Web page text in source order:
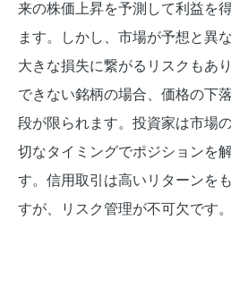
来の株価上昇を予測して利益を
ます。しかし、市場が予想と異
大きな損失に繋がるリスクもあ
できない銘柄の場合、価格の下
段が限られます。投資家は市場
切なタイミングでポジションを
す。信用取引は高いリターンを
すが、リスク管理が不可欠です。